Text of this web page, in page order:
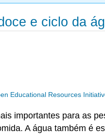
e ciclo da
Educational Resources
importantes para as
A água também é